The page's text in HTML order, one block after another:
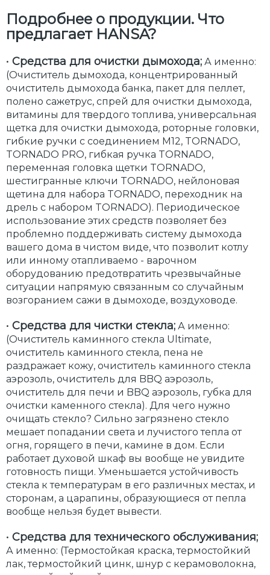
Подробнее о продукции. Что
предлагает HANSA?
• Средства для очистки дымохода; А именно:
(Очиститель дымохода, концентрированный
очиститель дымохода банка, пакет для пеллет,
полено сажетрус, спрей для очистки дымохода,
витамины для твердого топлива, универсальная
щетка для очистки дымохода, роторные головки,
гибкие ручки с соединением М12, TORNADO,
TORNADO PRO, гибкая ручка TORNADO,
переменная головка щетки TORNADO,
шестигранные ключи TORNADO, нейлоновая
щетина для набора TORNADO, переходник на
дрель с набором TORNADO). Периодическое
использование этих средств позволяет без
проблемно поддерживать систему дымохода
вашего дома в чистом виде, что позволит котлу
или инному отапливаемо - варочном
оборудованию предотвратить чрезвычайные
ситуации напрямую связанным со случайным
возгоранием сажи в дымоходе, воздуховоде.
• Средства для чистки стекла; А именно:
(Очиститель каминного стекла Ultimate,
очиститель каминного стекла, пена не
раздражает кожу, очиститель каминного стекла
аэрозоль, очиститель для BBQ аэрозоль,
очиститель для печи и BBQ аэрозоль, губка для
очистки каменного стекла). Для чего нужно
очищать стекло? Сильно загрязнено стекло
мешает попадании света и лучистого тепла от
огня, горящего в печи, камине в дом. Если
работает духовой шкаф вы вообще не увидите
готовность пищи. Уменьшается устойчивость
стекла к температурам в его различных местах, и
сторонам, а царапины, образующиеся от пепла
вообще нельзя будет вывести.
• Средства для технического обслуживания;
А именно: (Термостойкая краска, термостойкий
лак, термостойкий цинк, шнур с керамоволокна,